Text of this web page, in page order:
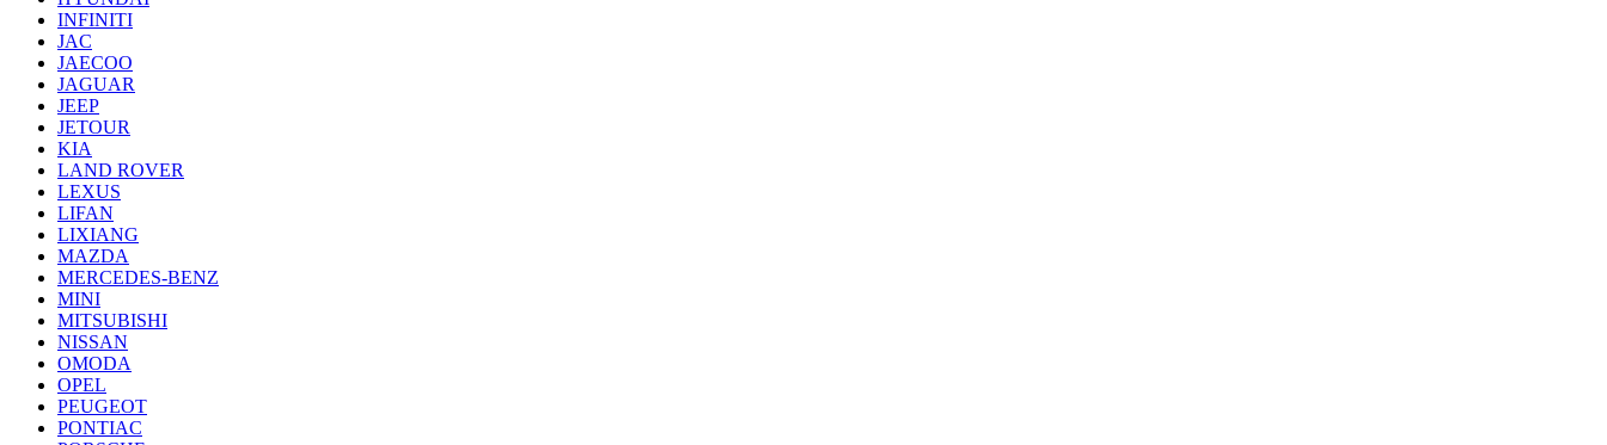
INFINITI
JAC
JAECOO
JAGUAR
JEEP
JETOUR
KIA
LAND ROVER
LEXUS
LIFAN
LIXIANG
MAZDA
MERCEDES-BENZ
MINI
MITSUBISHI
NISSAN
OMODA
OPEL
PEUGEOT
PONTIAC